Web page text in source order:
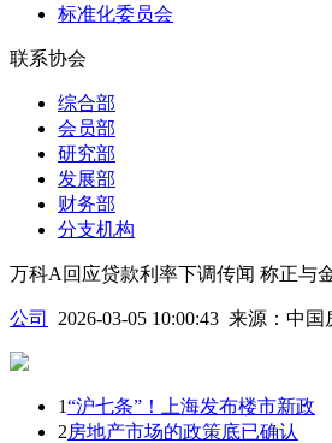
标准化委员会
联系协会
综合部
会员部
研究部
发展部
财务部
分支机构
万科A回应贷款利率下调传闻 称正与
公司 2026-03-05 10:00:43 来源： 中国
1“沪七条”！上海发布楼市新政
2房地产市场的政策底已确认